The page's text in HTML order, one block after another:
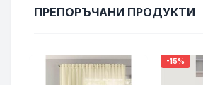
ПРЕПОРЪЧАНИ ПРОДУКТИ
-15%